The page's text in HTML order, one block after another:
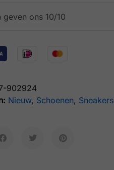
geven ons 10/10
902924
Nieuw, Schoenen, Sneakers